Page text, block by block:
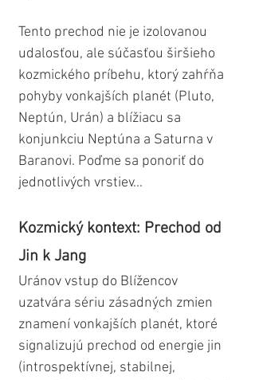
Tento prechod nie je izolovanou
udalosťou, ale súčasťou širšieho
kozmického príbehu, ktorý zahŕňa
pohyby vonkajších planét (Pluto,
Neptún, Urán) a blížiacu sa
konjunkciu Neptúna a Saturna v
Baranovi. Poďme sa ponoriť do
jednotlivých vrstiev...
Kozmický kontext: Prechod od
Jin k Jang
Uránov vstup do Blížencov
uzatvára sériu zásadných zmien
znamení vonkajších planét, ktoré
signalizujú prechod od energie jin
(introspektívnej, stabilnej,